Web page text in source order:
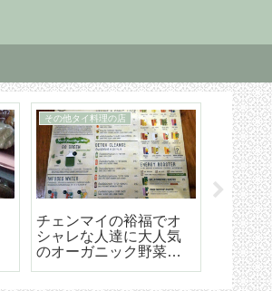
タイ暮らしのビザ
チェンマイ（タイ）長
期滞在生活のためのリ
タイヤメント（NON-
【
マイ空
ド 降
ら市内
手続き